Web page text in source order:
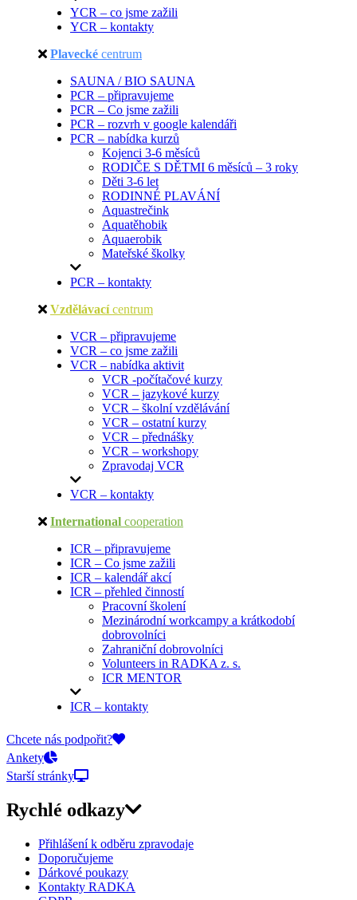
YCR – co jsme zažili
YCR – kontakty
Plavecké centrum
SAUNA / BIO SAUNA
PCR – připravujeme
PCR – Co jsme zažili
PCR – rozvrh v google kalendáři
PCR – nabídka kurzů
Kojenci 3-6 měsíců
RODIČE S DĚTMI 6 měsíců – 3 roky
Děti 3-6 let
RODINNÉ PLAVÁNÍ
Aquastrečink
Aquatěhobik
Aquaerobik
Mateřské školky
PCR – kontakty
Vzdělávací centrum
VCR – připravujeme
VCR – co jsme zažili
VCR – nabídka aktivit
VCR -počítačové kurzy
VCR – jazykové kurzy
VCR – školní vzdělávání
VCR – ostatní kurzy
VCR – přednášky
VCR – workshopy
Zpravodaj VCR
VCR – kontakty
International cooperation
ICR – připravujeme
ICR – Co jsme zažili
ICR – kalendář akcí
ICR – přehled činností
Pracovní školení
Mezinárodní workcampy a krátkodobí
dobrovolníci
Zahraniční dobrovolníci
Volunteers in RADKA z. s.
ICR MENTOR
ICR – kontakty
On-line přihlášky
Chcete nás podpořit?
Ankety
Starší stránky
Rychlé odkazy
Přihlášení k odběru zpravodaje
Doporučujeme
Dárkové poukazy
Kontakty RADKA